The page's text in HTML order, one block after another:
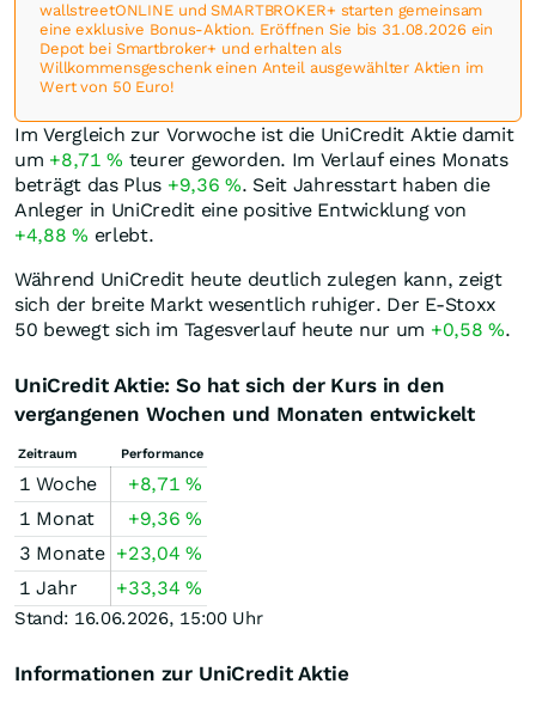
wallstreetONLINE und SMARTBROKER+ starten gemeinsam
eine exklusive Bonus-Aktion. Eröffnen Sie bis 31.08.2026 ein
Depot bei Smartbroker+ und erhalten als
Willkommensgeschenk einen Anteil ausgewählter Aktien im
Wert von 50 Euro!
Im Vergleich zur Vorwoche ist die UniCredit Aktie damit
um +8,71% teurer geworden. Im Verlauf eines Monats
beträgt das Plus +9,36%. Seit Jahresstart haben die
Anleger in UniCredit eine positive Entwicklung von
+4,88% erlebt.
Während UniCredit heute deutlich zulegen kann, zeigt
sich der breite Markt wesentlich ruhiger. Der E-Stoxx
50 bewegt sich im Tagesverlauf heute nur um +0,58%.
UniCredit Aktie: So hat sich der Kurs in den
vergangenen Wochen und Monaten entwickelt
Zeitraum Performance
1 Woche +8,71%
1 Monat
+9,36%
3 Monate +23,04%
1 Jahr
+33,34%
Stand: 16.06.2026, 15:00 Uhr
Informationen zur UniCredit Aktie